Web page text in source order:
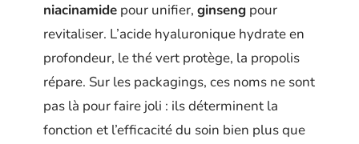
niacinamide pour unifier, ginseng pour
revitaliser. L’acide hyaluronique hydrate en
profondeur, le thé vert protège, la propolis
répare. Sur les packagings, ces noms ne sont
pas là pour faire joli : ils déterminent la
fonction et l’efficacité du soin bien plus que